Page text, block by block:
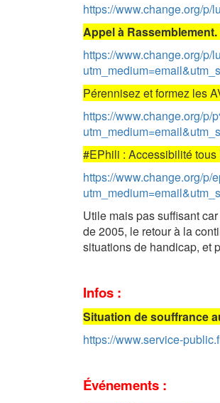
https://www.change.org/
Appel à
https://www.change.org/
Pérennisez et formez les
https://www.change.org/
#EPhili : Accessibilité
https://www.change.org/
Utile mais pas suffisant
de 2005, le retour à la
situations de handicap, et
Infos :
Situation de souffrance
https://www.service-
Événements :